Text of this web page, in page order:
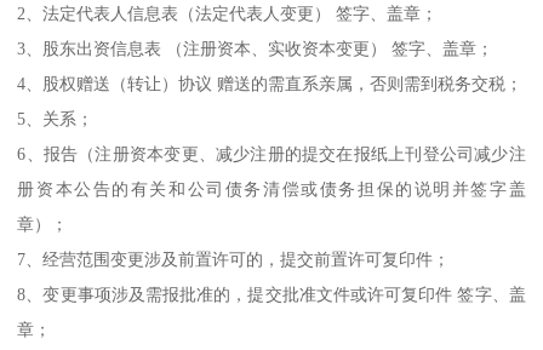
2、法定代表人信息表（法定代表人变更） 签字、盖章；
3、股东出资信息表 （注册资本、实收资本变更） 签字、盖章；
4、股权赠送（转让）协议 赠送的需直系亲属，否则需到税务交税；
5、关系；
6、报告（注册资本变更、减少注册的提交在报纸上刊登公司减少注
册资本公告的有关和公司债务清偿或债务担保的说明并签字盖
章）；
7、经营范围变更涉及前置许可的，提交前置许可复印件；
8、变更事项涉及需报批准的，提交批准文件或许可复印件 签字、盖
章；